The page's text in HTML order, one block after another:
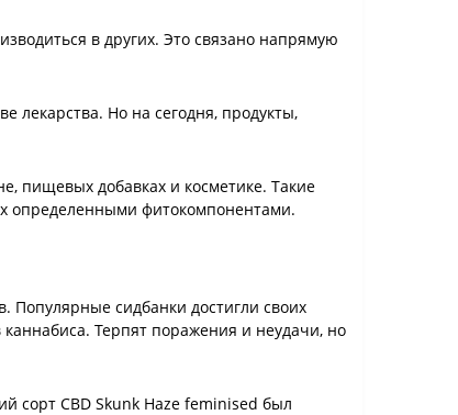
в других. Это связано напрямую
лекарства. Но на сегодня, продукты,
пищевых добавках и косметике. Такие
определенными фитокомпонентами.
Популярные сидбанки достигли своих
Терпят поражения и неудачи, но
сорт CBD Skunk Haze feminised был